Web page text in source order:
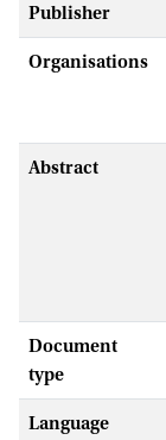
Publisher
Organisations
Abstract
Document
type
Language